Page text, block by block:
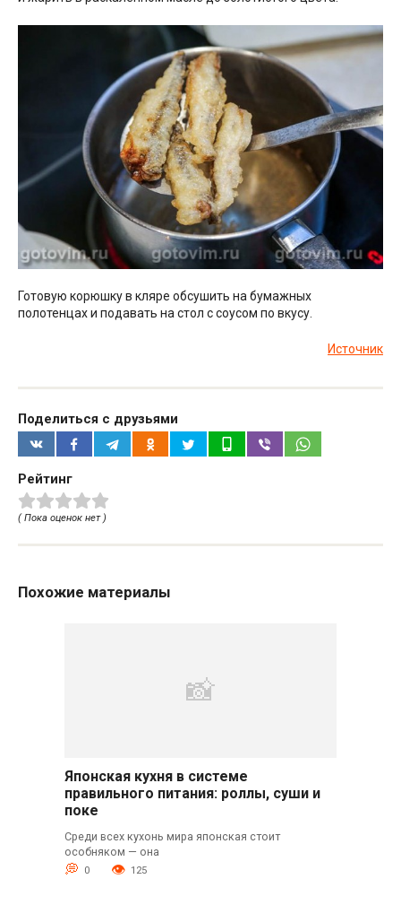
Готовую корюшку в кляре обсушить на бумажных
полотенцах и подавать на стол с соусом по вкусу.
Источник
Поделиться с друзьями
Рейтинг
( Пока оценок нет )
Похожие материалы
Японская кухня в системе
правильного питания: роллы, суши и
поке
Среди всех кухонь мира японская стоит
особняком — она
0 125